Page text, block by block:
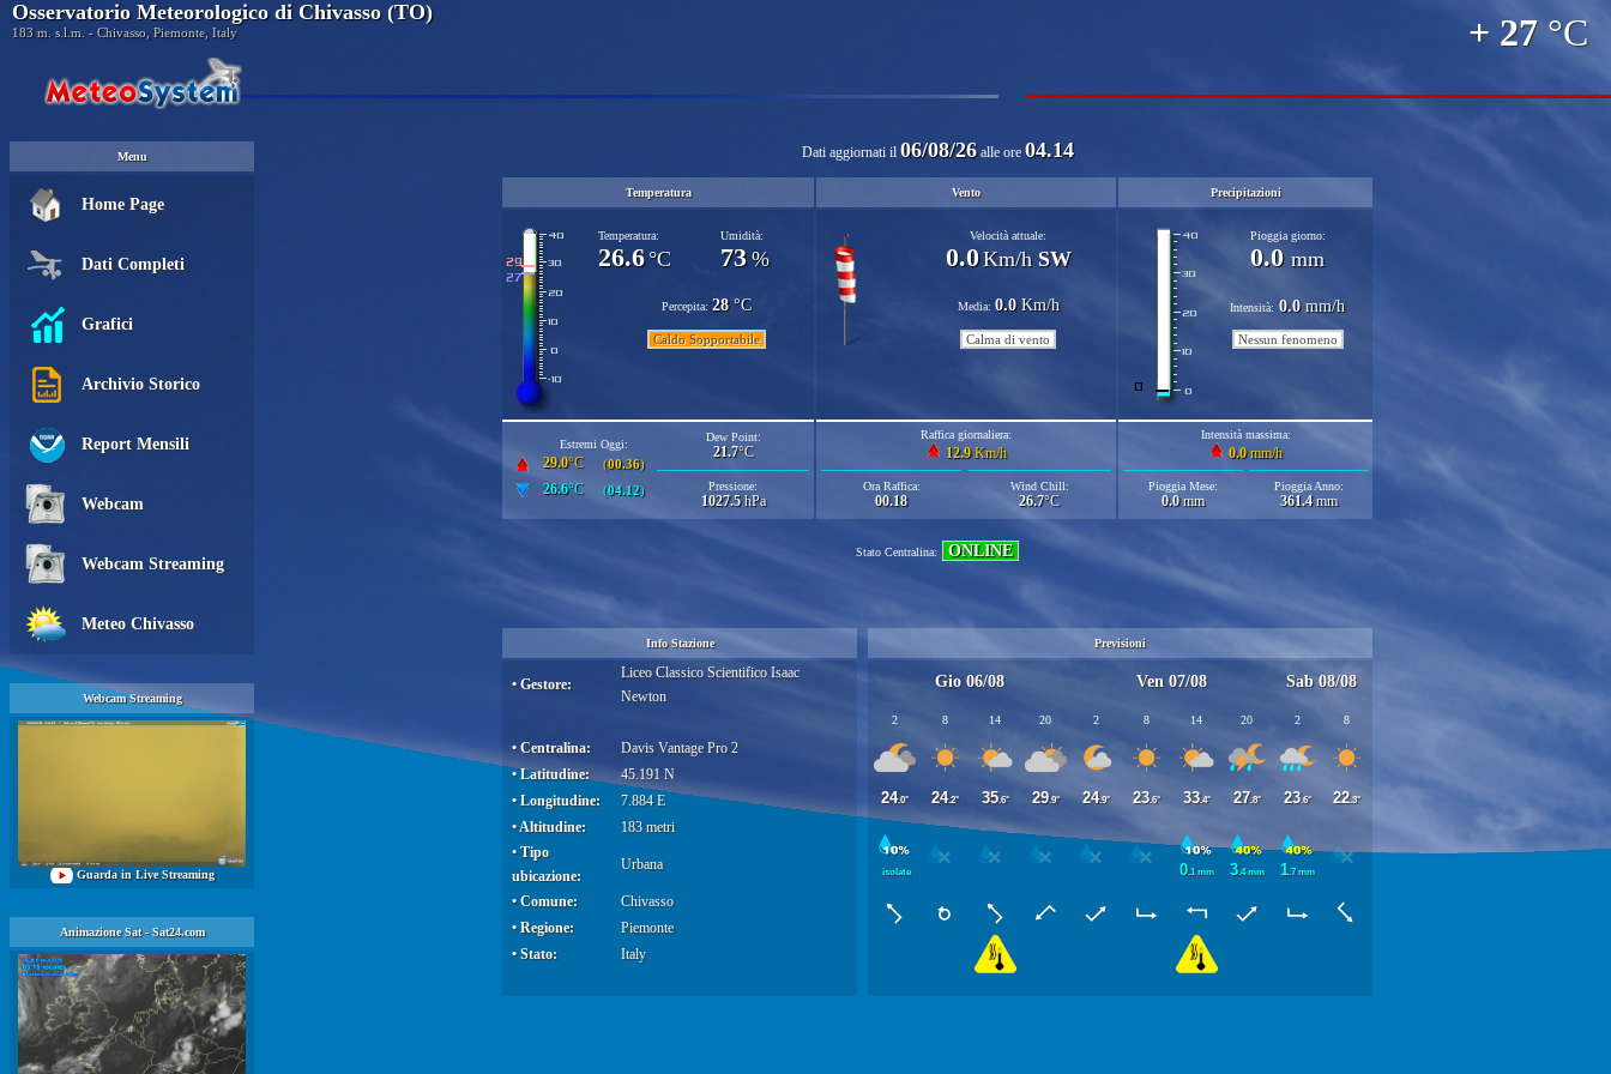
Osservatorio Meteorologico di Chivasso (TO)
183 m. s.l.m. - Chivasso, Piemonte, Italy
Menu
Home Page
Dati Completi
Grafici
Archivio Storico
Report Mensili
Webcam
Webcam Streaming
Meteo Chivasso
Webcam Streaming
Guarda in Live Streaming
Animazione Sat - Sat24.com
Dati aggiornati il 06/08/26alle ore 04.14
Temperatura Vento Precipitazioni
Temperatura:
26.6 °C
Umidità:
73 %
Percepita: 28 °C
Caldo Sopportabile
Estremi Oggi:
29.0°C (00.36)
26.6°C (04.12)
Dew Point:
21.7°C
Pressione:
1027.5 hPa
Velocità attuale:
0.0Km/h SW
Media: 0.0 Km/h
Calma di vento
Raffica giornaliera:
12.9Km/h
Ora Raffica:
00.18
Wind Chill:
26.7°C
Pioggia giorno:
0.0 mm
Intensità: 0.0 mm/h
Nessun fenomeno
Intensità massima:
0.0mm/h
Pioggia Mese:
0.0 mm
Pioggia Anno:
361.4 mm
Stato Centralina: ONLINE
+ 27 °C
Info Stazione
• Gestore:
Liceo Classico Scientifico Isaac
Newton
• Centralina:
Davis Vantage Pro 2
• Latitudine:
45.191 N
• Longitudine:
7.884 E
• Altitudine:
183 metri
• Tipo
ubicazione:
Urbana
• Comune:
Chivasso
• Regione:
Piemonte
• Stato:
Italy
Previsioni
Gio 06/08 Ven 07/08 Sab 08/08
2 8 14 20 2 8 14 20 2 8
24.0° 24.2° 35.6° 29.9° 24.9° 23.6° 33.4° 27.8° 23.6° 22.3°
isolate 0.1 mm 3.4 mm 1.7 mm